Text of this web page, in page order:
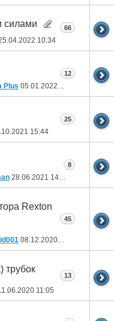
силами
10:34
66
Plus 05.01.2022
12
15:44
25
28.06.2021 14:25
8
Rexton
08.12.2020 07:53
45
трубок
11:05
13